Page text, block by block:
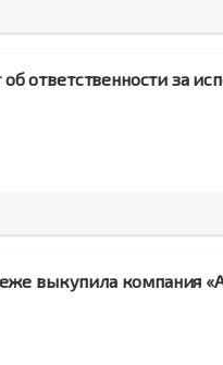
ответственности за
выкупила компания